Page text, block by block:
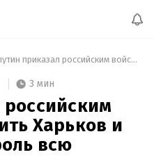
путин приказал российским войскам захватить Харьков и взять под контроль всю область, – ISW
3 мин
Харьков и
всю